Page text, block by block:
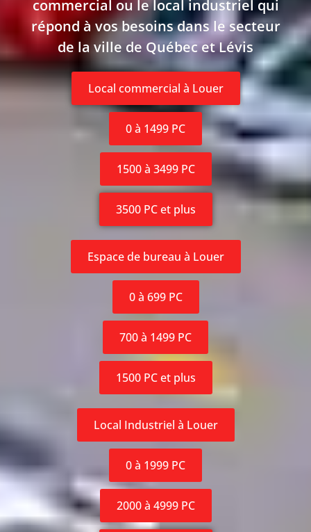
commercial ou le local industriel qui
répond à vos besoins dans le secteur
de la ville de Québec et Lévis
Local commercial à Louer
0 à 1499 PC
1500 à 3499 PC
3500 PC et plus
Espace de bureau à Louer
0 à 699 PC
700 à 1499 PC
1500 PC et plus
Local Industriel à Louer
0 à 1999 PC
2000 à 4999 PC